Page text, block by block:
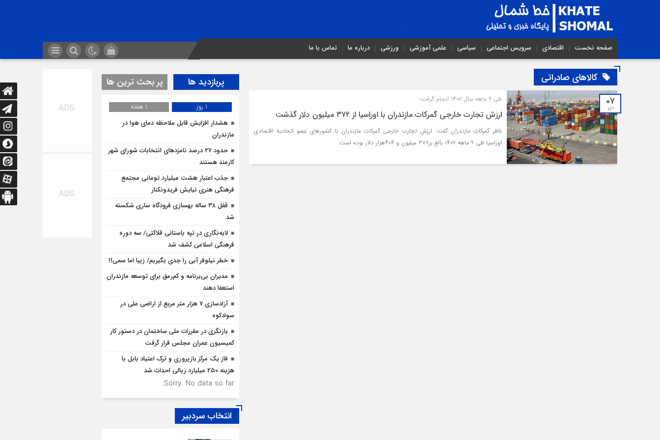
صفحه نخست اقتصادی سرویس اجتماعی سیاسی علمی آموزشی ورزشی درباره ما تماس با ما
کالاهای صادراتی
07
دی
طی ۹ ماهه سال ۱۴۰۲ انجام گرفت؛
ارزش تجارت خارجی گمرکات ‌مازندران با اوراسیا از ۳۷۲ میلیون دلار گذشت
ناظر گمرکات ‌مازندران گفت: ارزش تجارت خارجی گمرکات ‌مازندران با کشورهای عضو اتحادیه اقتصادی
اوراسیا طی ۹ ماهه ۱۴۰۲ بالغ بر۳۷۲ میلیون و ۴۰۴هزار دلار بوده است.
پربازدید ها پر بحث ترین ها
1 روز
1 هفته
هشدار افزایش قابل ملاحظه دمای هوا در
مازندران
حدود ۲۷ درصد نامزدهای انتخابات شورای شهر
کارمند هستند
جذب اعتبار هشت میلیارد تومانی مجتمع
فرهنگی هنری نیایش فریدونکنار
قفل ۳۸ ساله بهسازی فرودگاه ساری شکسته
شد
لایه‌نگاری در تپه باستانی قلاکتی/ سه دوره
فرهنگی اسلامی کشف شد
خطر نیلوفر آبی را جدی بگیریم/ زیبا اما سمی!!
مدیران بی‌برنامه و کم‌رمق برای توسعه مازندران
استعفا دهند
آزادسازی 7 هزار متر مربع از اراضی ملی در
سوادکوه
بازنگری در مقررات ملی ساختمان در دستور کار
کمیسیون عمران مجلس قرار گرفت
فاز یک مرکز بازپروری و ترک اعتیاد بابل با
هزینه ۲۵۰ میلیارد ریالی احداث شد
Sorry. No data so far.
انتخاب سردبیر